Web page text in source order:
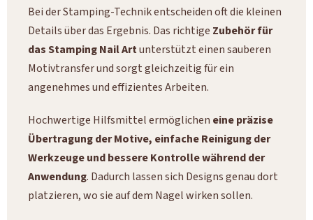
Bei der Stamping-Technik entscheiden oft die kleinen
Details über das Ergebnis. Das richtige Zubehör für
das Stamping Nail Artunterstützt einen sauberen
Motivtransfer und sorgt gleichzeitig für ein
angenehmes und effizientes Arbeiten.
Hochwertige Hilfsmittel ermöglichen eine präzise
Übertragung der Motive, einfache Reinigung der
Werkzeuge und bessere Kontrolle während der
Anwendung. Dadurch lassen sich Designs genau dort
platzieren, wo sie auf dem Nagel wirken sollen.